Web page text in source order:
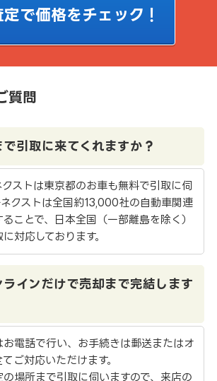
で価格をチェック！
質問
引取に来てくれますか？
ストは東京都のお車も無料で引取に伺
ネクストは全国約13,000社の自動車関連
ことで、日本全国（一部離島を除く）
対応しております。
インだけで売却まで完結します
お電話で行い、お手続きは郵送またはオ
ご対応いただけます。
の場所まで引取に伺いますので、来店の